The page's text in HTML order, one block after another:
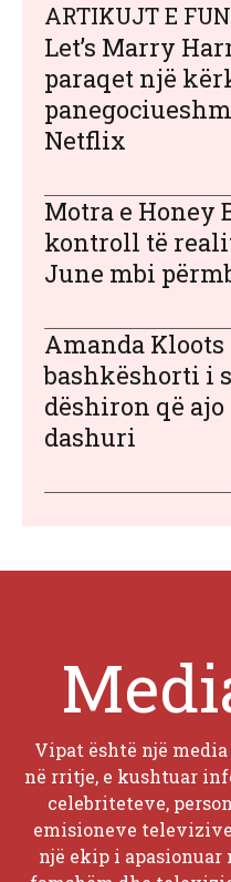
ARTIKUJT E
Let’s Marry
paraqet një
Netflix
Motra e Honey
kontroll të
June mbi
Amanda
bashkëshorti i
dëshiron që
dashuri
Vipat është një
në rritje, e kushtuar
celebriteteve,
emisioneve
një ekip i